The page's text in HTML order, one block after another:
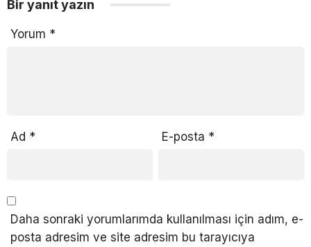
Bir yanıt yazın
Yorum *
Ad * E-posta *
Daha sonraki yorumlarımda kullanılması için adım, e-
posta adresim ve site adresim bu tarayıcıya